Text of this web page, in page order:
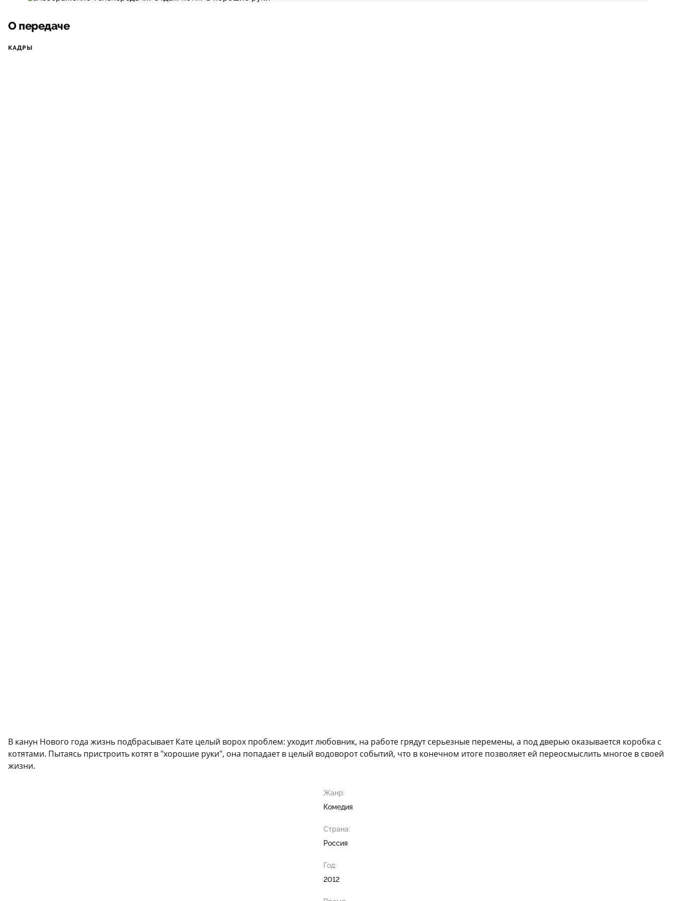
О передаче
КАДРЫ
В канун Нового года жизнь подбрасывает Кате целый ворох проблем: уходит любовник, на работе грядут серьезные перемены, а под дверью оказывается коробка с
котятами. Пытаясь пристроить котят в "хорошие руки", она попадает в целый водоворот событий, что в конечном итоге позволяет ей переосмыслить многое в своей
жизни.
Жанр:
Комедия
Страна:
Россия
Год:
2012